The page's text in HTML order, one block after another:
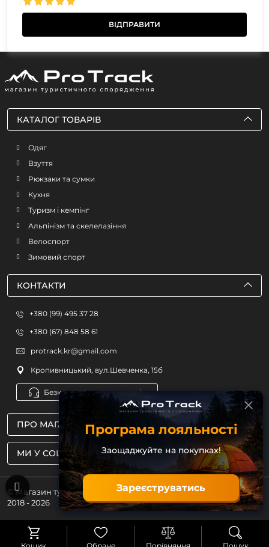
МИ У СОЦМЕРЕЖАХ
ПРО МАГАЗИН
КАТАЛОГ ТОВАРІВ
Одяг
Взуття
Рюкзаки та сумки
Кухня
Туризм і кемпінг
Альпінізм та скелелазіння
Велоспорт
Зимовий спорт
КОНТАКТИ
+380 (99) 495 37 28
+380 (67) 848 58 61
protrack.kr@gmail.com
Кропивницький, вул.Шевченка, 15б
Безкоштовна консультація
© Магазин туристичного спорядження ProTrack
2018 - 2026
Програма лояльності
Заощаджуйте на покупках!
Зареєструватись